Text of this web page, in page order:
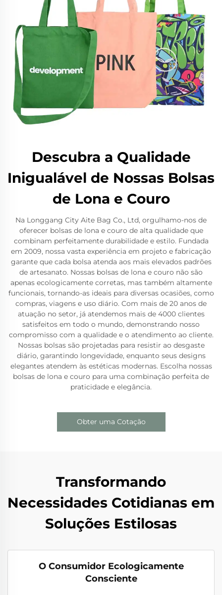
Descubra a Qualidade
Inigualável de Nossas Bolsas
de Lona e Couro
Na Longgang City Aite Bag Co., Ltd, orgulhamo-nos de
oferecer bolsas de lona e couro de alta qualidade que
combinam perfeitamente durabilidade e estilo. Fundada
em 2009, nossa vasta experiência em projeto e fabricação
garante que cada bolsa atenda aos mais elevados padrões
de artesanato. Nossas bolsas de lona e couro não são
apenas ecologicamente corretas, mas também altamente
funcionais, tornando-as ideais para diversas ocasiões, como
compras, viagens e uso diário. Com mais de 20 anos de
atuação no setor, já atendemos mais de 4000 clientes
satisfeitos em todo o mundo, demonstrando nosso
compromisso com a qualidade e o atendimento ao cliente.
Nossas bolsas são projetadas para resistir ao desgaste
diário, garantindo longevidade, enquanto seus designs
elegantes atendem às estéticas modernas. Escolha nossas
bolsas de lona e couro para uma combinação perfeita de
praticidade e elegância.
Obter uma Cotação
Transformando
Necessidades Cotidianas em
Soluções Estilosas
O Consumidor Ecologicamente
Consciente